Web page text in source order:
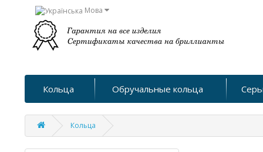
Мова
Кольца Обручальные кольца
Кольца